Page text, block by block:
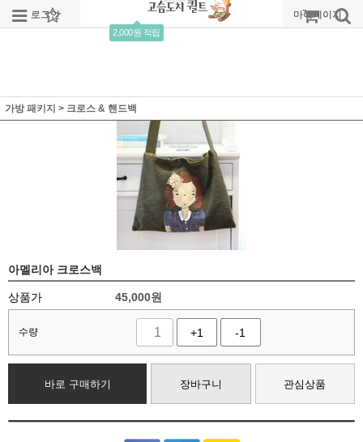
로그인 회원가입
2,000원 적립
주문조회 마이페이지
가방 패키지 > 크로스 & 핸드백
아멜리아 크로스백
상품가 45,000원
수량 +1 -1
바로 구매하기 장바구니 관심상품